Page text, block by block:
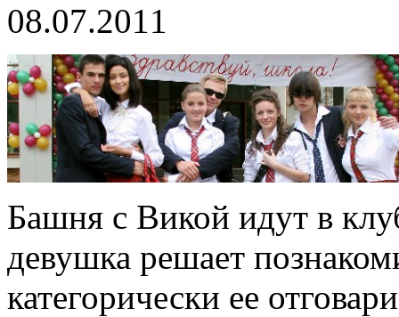
08.07.2011
Башня с Викой идут в
девушка решает
категорически ее